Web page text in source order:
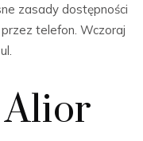
zasady dostępności
telefon. Wczoraj